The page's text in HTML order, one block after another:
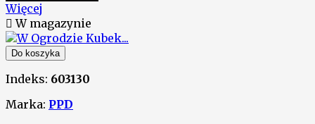
Więcej
 W magazynie
Do koszyka
Indeks: 603130
Marka: PPD